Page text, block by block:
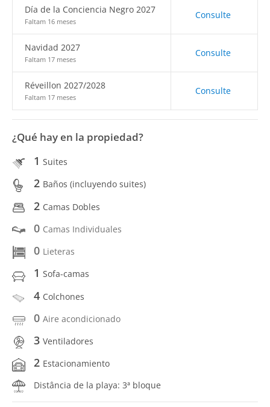
Día de la Conciencia Negro 2027
Faltam 16 meses
Consulte
Navidad 2027
Faltam 17 meses
Consulte
Réveillon 2027/2028
Faltam 17 meses
Consulte
¿Qué hay en la propiedad?
1 Suites
2 Baños (incluyendo suites)
2 Camas Dobles
0 Camas Individuales
0 Lieteras
1 Sofa-camas
4 Colchones
0 Aire acondicionado
3 Ventiladores
2 Estacionamiento
Distância de la playa: 3ª bloque